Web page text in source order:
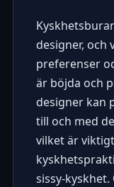
designer, och
preferenser
är böjda och
designer kan
till och med
vilket är
sissy-